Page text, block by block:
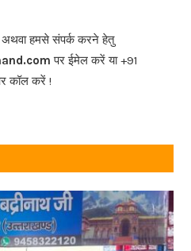
अथवा हमसे संपर्क करने हेतु
पर ईमेल करें या +91
कॉल करें !